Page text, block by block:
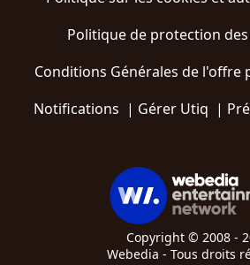
Politique de protection
Conditions Générales de l'offre
Notifications | Gérer Utiq |
Copyright © 2008 -
Webedia - Tous droits